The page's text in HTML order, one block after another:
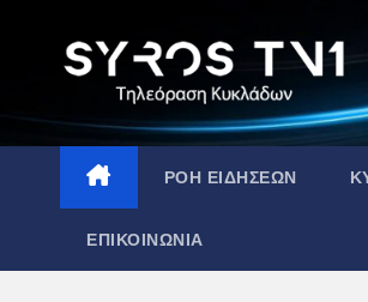
ΡΟΗ ΕΙΔΗΣΕΩΝ
ΕΠΙΚΟΙΝΩΝΙΑ